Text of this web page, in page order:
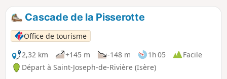
Cascade de la Pisserotte
Office de tourisme
2,32 km
+145 m -148 m 1h 05
Facile
Départ à Saint-Joseph-de-Rivière (Isère)